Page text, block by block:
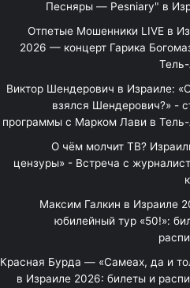
Отпетые Мошенники LIVE в
2026 — концерт Гарика
Виктор Шендерович в Израиле:
взялся Шендерович?» -
программы с Марком Лави в
«О чём молчит ТВ?
цензуры» - Встреча с
Максим Галкин в Израиле
юбилейный тур «50!»:
Красная Бурда — «Самеах, да и
в Израиле 2026: билеты и